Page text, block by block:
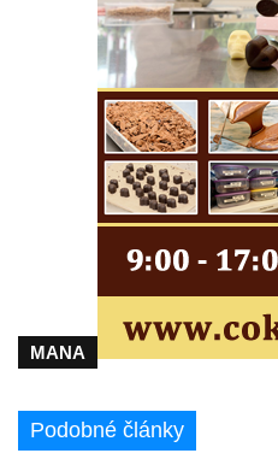
MANA
Podobné články